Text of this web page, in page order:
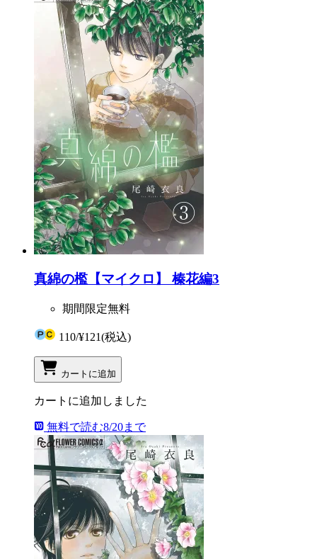
真綿の檻【マイクロ】 榛花編3
期間限定無料
110/¥121(税込)
カートに追加
カートに追加しました
無料で読む8/20まで